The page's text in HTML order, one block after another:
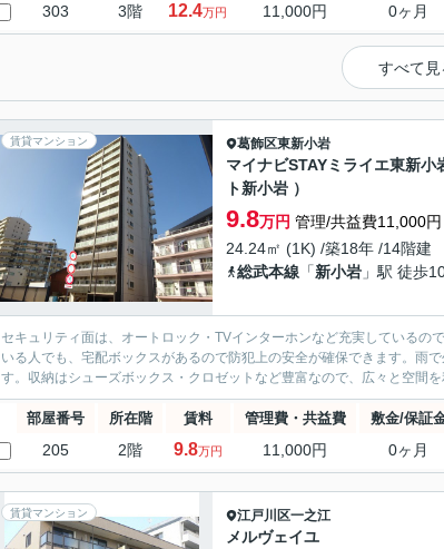
303 3階 12.4万円 11,000円 0ヶ月
すべて見
賃貸マンション 葛飾区東新小岩
マイナビSTAYミライエ東新小
ト新小岩 ）
9.8万円 管理/共益費11,000円
24.24㎡ (1K) /築18年 /14階建
総武本線 「新小岩 」駅 徒歩
セキュリティ面は、オートロック・TVインターホンなど充実している
いる人でも、宅配ボックスがあるので防犯上の安全が確保できます。雨
す。収納はシューズボックス・クロゼットなど豊富なので、広々と空間
部屋番号 所在階 賃料 管理費・共益費 敷金/保証
205 2階 9.8万円 11,000円 0ヶ月
賃貸マンション 江戸川区一之江
メルヴェイユ